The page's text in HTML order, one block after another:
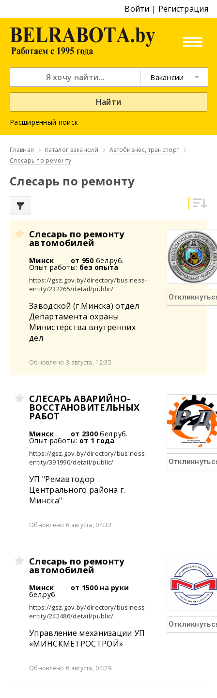
Войти | Регистрация
Вакансии
Найти
Расширенный поиск
Главная Каталог вакансий
Автобизнес, транспорт
Слесарь по ремонту
Слесарь по ремонту
Слесарь по ремонту
автомобилей
Минск от 950 бел.руб.
Опыт работы: без опыта
https://gsz.gov.by/directory/business-
entity/232265/detail/public/
Заводской (г.Минска) отдел
Департамента охраны
Министерства внутренних
дел
Обновлено 3 августа, 12:35
СЛЕСАРЬ АВАРИЙНО-
ВОССТАНОВИТЕЛЬНЫХ
РАБОТ
Минск от 2300бел.руб.
Опыт работы: от 1 года
https://gsz.gov.by/directory/business-
entity/391990/detail/public/
УП "Ремавтодор
Центрального района г.
Минска"
Обновлено 6 августа, 04:32
Слесарь по ремонту
автомобилей
Минск от 1500 на руки
бел.руб.
https://gsz.gov.by/directory/business-
entity/242486/detail/public/
Управление механизации УП
«МИНСКМЕТРОСТРОЙ»
Обновлено 6 августа, 04:29